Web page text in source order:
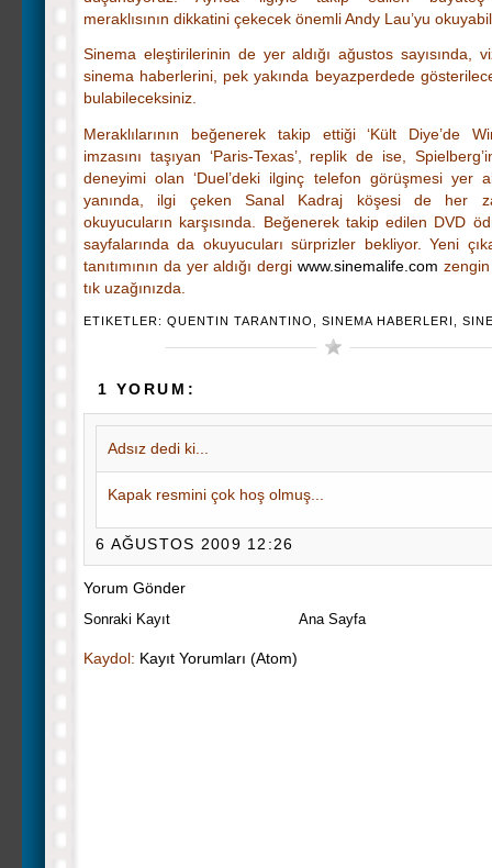
meraklısının dikkatini çekecek önemli Andy Lau’yu
Sinema eleştirilerinin de yer aldığı ağustos sayısında,
sinema haberlerini, pek yakında beyazperdede
bulabileceksiniz.
Meraklılarının beğenerek takip ettiği ‘Kült Diye’de
imzasını taşıyan ‘Paris-Texas’, replik de ise,
deneyimi olan ‘Duel’deki ilginç telefon görüşmesi yer
yanında, ilgi çeken Sanal Kadraj köşesi de her
okuyucuların karşısında. Beğenerek takip edilen DVD
sayfalarında da okuyucuları sürprizler bekliyor. Yeni
tanıtımının da yer aldığı dergi www.sinemalife.com
tık uzağınızda.
ETIKETLER: QUENTIN TARANTINO SINEMA HABERLERI
1 YORUM:
Adsız dedi ki...
Kapak resmini çok hoş olmuş...
6 AĞUSTOS 2009 12:26
Yorum Gönder
Sonraki Kayıt Ana Sayfa
Kaydol: Kayıt Yorumları (Atom)